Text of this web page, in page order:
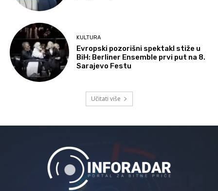
KULTURA
Evropski pozorišni spektakl stiže u
BiH: Berliner Ensemble prvi put na 8.
Sarajevo Festu
Učitati više